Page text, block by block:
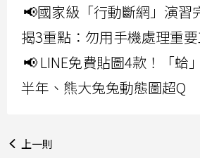
📢國家級「行動斷網」演習
揭3重點：勿用手機處理重
📢 LINE免費貼圖4款！「蛤
半年、熊大兔兔動態圖超Q
上一則